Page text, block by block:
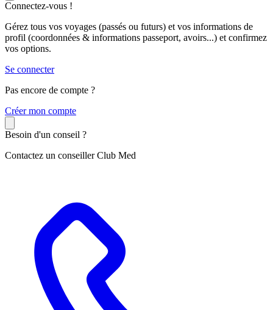
Connectez-vous !
Gérez tous vos voyages (passés ou futurs) et vos informations de
profil (coordonnées & informations passeport, avoirs...) et confirmez
vos options.
Se connecter
Pas encore de compte ?
Créer mon compte
Besoin d'un conseil ?
Contactez un conseiller Club Med